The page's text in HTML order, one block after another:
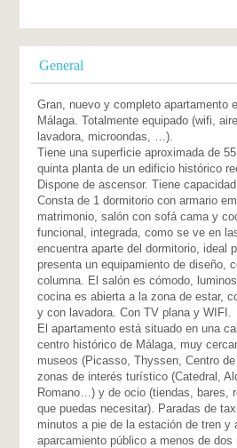
General
Gran, nuevo y completo apartamento
Málaga. Totalmente equipado (wifi,
lavadora, microondas, …).
Tiene una superficie aproximada de
quinta planta de un edificio histórico
Dispone de ascensor. Tiene
Consta de 1 dormitorio con armario
matrimonio, salón con sofá cama y
funcional, integrada, como se ve en
encuentra aparte del dormitorio, ideal
presenta un equipamiento de diseño,
columna. El salón es cómodo,
cocina es abierta a la zona de estar,
y con lavadora. Con TV plana y WIFI.
El apartamento está situado en una
centro histórico de Málaga, muy
museos (Picasso, Thyssen, Centro
zonas de interés turístico (Catedral,
Romano…) y de ocio (tiendas, bares,
que puedas necesitar). Paradas de
minutos a pie de la estación de tren y
aparcamiento público a menos de dos